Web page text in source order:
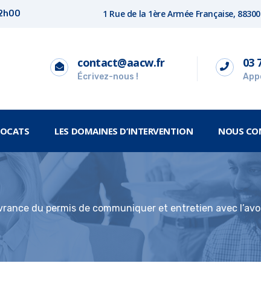
1 Rue de la 1ère Armée Française,
contact@aacw.fr
Écrivez-nous !
03
LES DOMAINES D’INTERVENTION NOUS
du permis de communiquer et entretien avec